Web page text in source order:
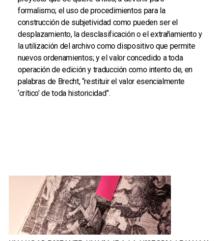
formalismo; el uso de procedimientos para la
construcción de subjetividad como pueden ser el
desplazamiento, la desclasificación o el extrañamiento y
la utilización del archivo como dispositivo que permite
nuevos ordenamientos; y el valor concedido a toda
operación de edición y traducción como intento de, en
palabras de Brecht, “restituir el valor esencialmente
‘crítico’ de toda historicidad”.